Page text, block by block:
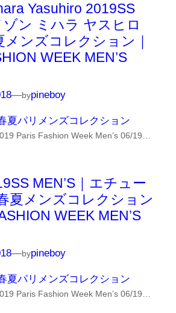
Yasuhiro 2019SS
ゾン ミハラ ヤスヒロ
メンズコレクション｜
WEEK MEN’S
—bypineboy
夏パリメンズコレクション
Paris Fashion Week Men’s 06/19…
MEN’S｜エチュー
夏メンズコレクション
WEEK MEN’S
—bypineboy
夏パリメンズコレクション
Paris Fashion Week Men’s 06/19…